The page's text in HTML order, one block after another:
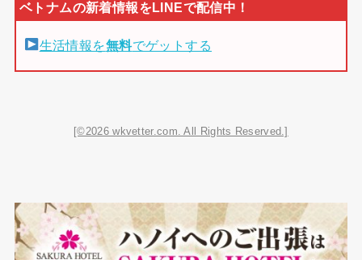
生活情報を無料でゲットする
[©2026 wkvetter.com. All Rights Reserved.]